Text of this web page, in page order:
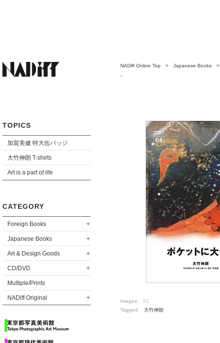
TOPICS
加賀美健 特大缶バッジ
大竹伸朗 T-shirts
Art is a part of life
CATEGORY
Foreign Books
Japanese Books
Art & Design Goods
CD/DVD
Multiple/Prints
NADiff Original
NADiff Online Top > Japanese Books
-
Images: 01
Tagged: 大竹伸朗